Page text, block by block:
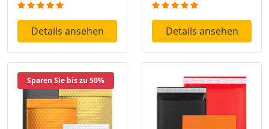
Details ansehen Details ansehen
Sparen Sie bis zu 50%